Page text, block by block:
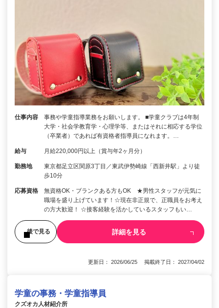
仕事内容
事務や学童指導業務をお願いします。 ■学童クラブは4年制
大学・社会学教育学・心理学等、またはそれに相応する学位
（卒業者）であれば有資格者指導員になれます。…
給与 月給220,000円以上（賞与年2ヶ月分）
勤務地
東京都足立区関原3丁目／東武伊勢崎線「西新井駅」より徒
歩10分
応募資格
無資格OK・ブランクある方もOK ★男性スタッフが元気に
職場を盛り上げています！☆現在非正規で、正職員をお考え
の方大歓迎！ ☆接客経験を活かしているスタッフもい…
後で見る 詳細を見る
更新日： 2026/06/25 掲載終了日： 2027/04/02
学童の事務・学童指導員
クズオカ人材紹介所